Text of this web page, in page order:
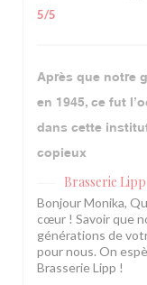
5/5
Après que notre
en 1945, ce fut
dans cette
copieux
Brasserie Lipp
Bonjour Monika,
cœur ! Savoir que
générations de
pour nous. On
Brasserie Lipp !